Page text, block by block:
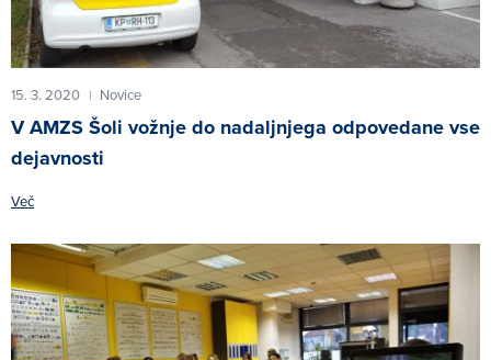
15. 3. 2020 | Novice
V AMZS Šoli vožnje do nadaljnjega odpovedane vse
dejavnosti
Več